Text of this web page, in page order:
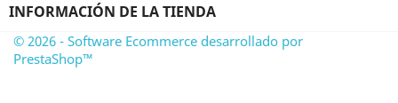
INFORMACIÓN DE LA TIENDA
© 2026 - Software Ecommerce desarrollado por
PrestaShop™